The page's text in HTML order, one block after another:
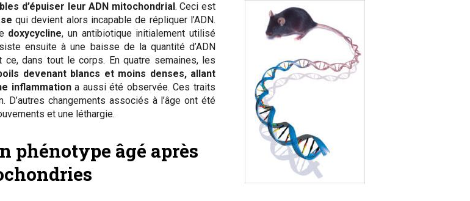
d’épuiser leur ADN mitochondrial. Ceci est
qui devient alors incapable de répliquer l’ADN.
doxycycline, un antibiotique initialement utilisé
ensuite à une baisse de la quantité d’ADN
ce, dans tout le corps. En quatre semaines, les
devenant blancs et moins denses, allant
inflammationa aussi été observée. Ces traits
changements associés à l’âge ont été
et une léthargie.
phénotype âgé après